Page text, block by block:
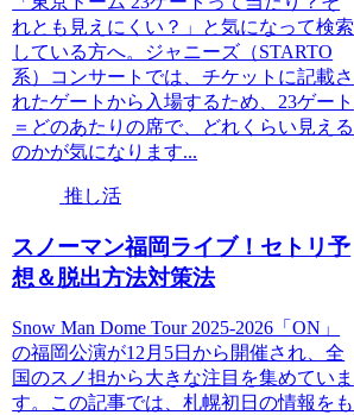
れとも見えにくい？」と気になって検索
している方へ。ジャニーズ（STARTO
系）コンサートでは、チケットに記載さ
れたゲートから入場するため、23ゲート
＝どのあたりの席で、どれくらい見える
のかが気になります...
推し活
スノーマン福岡ライブ！セトリ予
想＆脱出方法対策法
Snow Man Dome Tour 2025-2026「ON」
の福岡公演が12月5日から開催され、全
国のスノ担から大きな注目を集めていま
す。この記事では、札幌初日の情報をも